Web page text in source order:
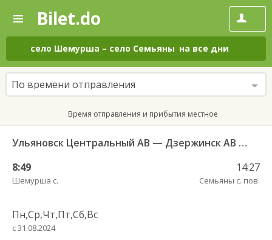
—
Поиск
и
покупка
билетов
на
автобус
онлайн
Bilet.do
село Шемурша – село Семьяны на все дни
По времени отправления
Время отправления и прибытия местное
Ульяновск Центральный АВ — Дзержинск АВ 626
8:49
Шемурша с.
14:27
Семьяны с. пов.
Пн,Ср,Чт,Пт,Сб,Вс
с 31.08.2024